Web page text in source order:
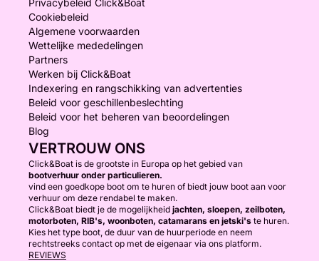
Privacybeleid Click&Boat
Cookiebeleid
Algemene voorwaarden
Wettelijke mededelingen
Partners
Werken bij Click&Boat
Indexering en rangschikking van advertenties
Beleid voor geschillenbeslechting
Beleid voor het beheren van beoordelingen
Blog
VERTROUW ONS
Click&Boat is de grootste in Europa op het gebied van
bootverhuur onder particulieren.
vind een goedkope boot om te huren of biedt jouw boot aan voor
verhuur om deze rendabel te maken.
Click&Boat biedt je de mogelijkheid jachten, sloepen, zeilboten,
motorboten, RIB's, woonboten, catamarans en jetski's te huren.
Kies het type boot, de duur van de huurperiode en neem
rechtstreeks contact op met de eigenaar via ons platform.
REVIEWS